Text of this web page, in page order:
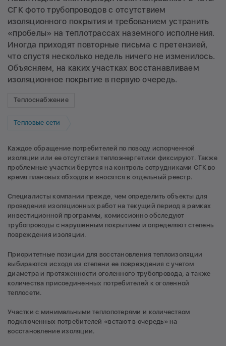
СГК фото трубопроводов с отсутствием
изоляционного покрытия и требованием устранить
«пробелы» на теплотрассах наземного исполнения.
Иногда приходят повторные письма с претензией,
что спустя несколько недель ничего не изменилось.
Объясняем, на каких участках восстанавливаем
изоляционное покрытие в первую очередь.
Теплоснабжение
Тепловые сети
Каждое обращение потребителей по поводу испорченной
изоляции или ее отсутствия теплоэнергетики фиксируют. Также
проблемные участки берутся на контроль сотрудниками СГК во
время плановых обходов и вносятся в отдельный реестр.
Специалисты компании прежде, чем определить объекты для
проведения изоляционных работ на текущий период в рамках
инвестиционной программы, комиссионно обследуют
трубопроводы с нарушенным покрытием и определяют степень
повреждения изоляции.
Приоритетные позиции для восстановления теплоизоляции
выбираются исходя из степени ее повреждения с учетом
диаметра и протяженности оголенного трубопровода, а также
количества присоединенных потребителей к оголенной
теплосети.
Участки с минимальными теплопотерями и количеством
подключенных потребителей «встают в очередь» на
восстановление изоляции.